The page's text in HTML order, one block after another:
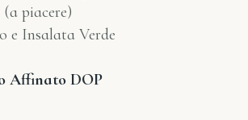
piacere)
e Insalata Verde
Affinato DOP